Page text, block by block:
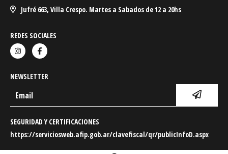
Jufré 663, Villa Crespo. Martes a Sabados de 12 a 20hs
REDES SOCIALES
NEWSLETTER
SEGURIDAD Y CERTIFICACIONES
https://serviciosweb.afip.gob.ar/clavefiscal/qr/publicInfoD.aspx